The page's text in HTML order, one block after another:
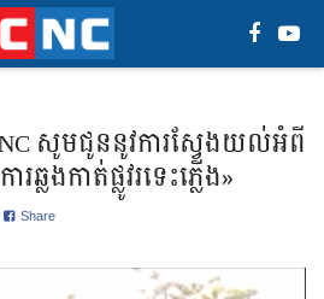
សូមជូននូវការស្វែងយល់អំពី
ឆ្លងកាត់ផ្លូវរទេះភ្លើង»
Share